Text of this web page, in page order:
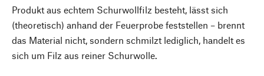
Produkt aus echtem Schurwollfilz besteht, lässt sich
(theoretisch) anhand der Feuerprobe feststellen – brennt
das Material nicht, sondern schmilzt lediglich, handelt es
sich um Filz aus reiner Schurwolle.